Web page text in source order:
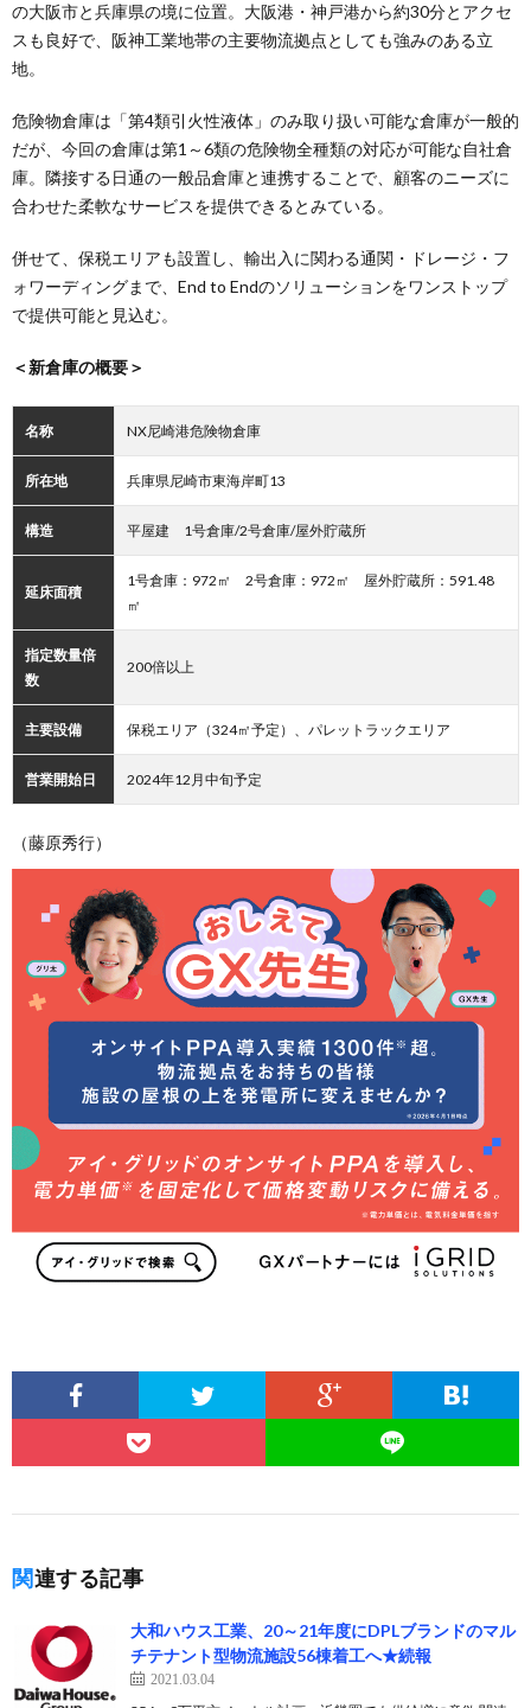
の大阪市と兵庫県の境に位置。大阪港・神戸港から約30分とアクセ
スも良好で、阪神工業地帯の主要物流拠点としても強みのある立
地。
危険物倉庫は「第4類引火性液体」のみ取り扱い可能な倉庫が一般的
だが、今回の倉庫は第1～6類の危険物全種類の対応が可能な自社倉
庫。隣接する日通の一般品倉庫と連携することで、顧客のニーズに
合わせた柔軟なサービスを提供できるとみている。
併せて、保税エリアも設置し、輸出入に関わる通関・ドレージ・フ
ォワーディングまで、End to Endのソリューションをワンストップ
で提供可能と見込む。
＜新倉庫の概要＞
名称 NX尼崎港危険物倉庫
所在地 兵庫県尼崎市東海岸町13
構造 平屋建 1号倉庫/2号倉庫/屋外貯蔵所
延床面積
1号倉庫：972㎡ 2号倉庫：972㎡ 屋外貯蔵所：591.48
㎡
指定数量倍
数
200倍以上
主要設備 保税エリア（324㎡予定）、パレットラックエリア
営業開始日 2024年12月中旬予定
（藤原秀行）
関連する記事
大和ハウス工業、20～21年度にDPLブランドのマル
チテナント型物流施設56棟着工へ★続報
2021.03.04